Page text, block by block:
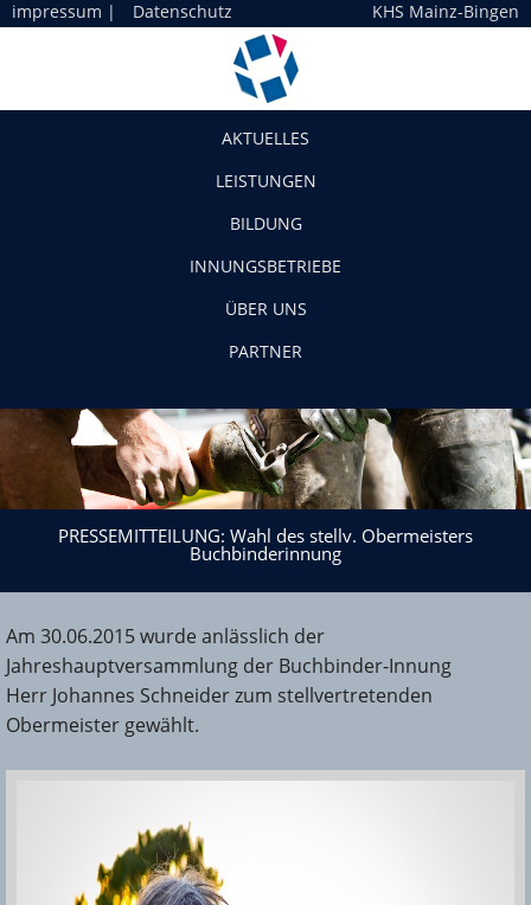
impressum | Datenschutz KHS Mainz-Bingen
AKTUELLES
LEISTUNGEN
BILDUNG
INNUNGSBETRIEBE
ÜBER UNS
PARTNER
Buchbinderinnung
PRESSEMITTEILUNG: Wahl des stellv. Obermeisters
Buchbinderinnung
Am 30.06.2015 wurde anlässlich der
Jahreshauptversammlung der Buchbinder-Innung
Herr Johannes Schneider zum stellvertretenden
Obermeister gewählt.